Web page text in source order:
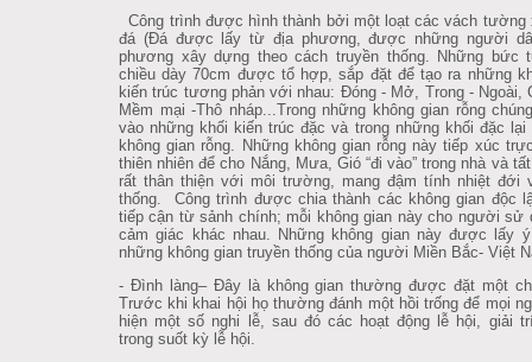
Công trình được hình thành bởi một loạt các vách tường
đá (Đá được lấy từ địa phương, được những người
phương xây dựng theo cách truyền thống. Những bức
chiều dày 70cm được tổ hợp, sắp đặt để tạo ra những
kiến trúc tương phản với nhau: Đóng - Mở, Trong - Ngoài,
Mềm mại -Thô nháp...Trong những không gian rỗng
vào những khối kiến trúc đặc và trong những khối đặc lại
không gian rỗng. Những không gian rỗng này tiếp xúc
thiên nhiên để cho Nắng, Mưa, Gió “đi vào” trong nhà và
rất thân thiện với môi trường, mang đậm tính nhiệt đới
thống. Công trình được chia thành các không gian độc
tiếp cận từ sảnh chính; mỗi không gian này cho người sử
cảm giác khác nhau. Những không gian này được lấy
những không gian truyền thống của người Miền Bắc- Việt
- Đình làng– Đây là không gian thường được đặt một
Trước khi khai hội họ thường đánh một hồi trống để mọi
hiện một số nghi lễ, sau đó các hoạt động lễ hội, giải
trong suốt kỳ lễ hội.